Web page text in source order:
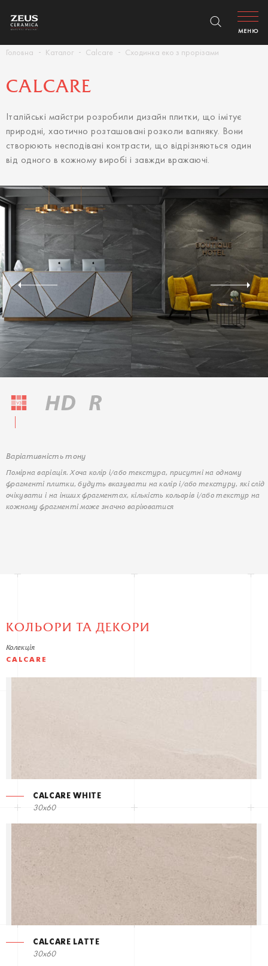
Головна Каталог Calcare Сходинка еко з прорізами
МЕНЮ
CALCARE
Італійські майстри розробили дизайн плитки, що імітує
природні, хаотично розташовані розколи вапняку. Вони
створюють несподівані контрасти, що відрізняються один
від одного в кожному виробі і завжди вражаючі.
Варіативність тону
Помірна варіація. Хоча колір і/або текстура, присутні на одному
фрагменті плитки, будуть вказувати на колір і/або текстуру, які слід
очікувати і на інших фрагментах, кількість кольорів і/або текстур на
кожному фрагменті може значно варіюватися
КОЛЬОРИ ТА ДЕКОРИ
Колекція
CALCARE
CALCARE WHITE
30x60
CALCARE LATTE
30x60